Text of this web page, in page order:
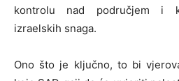
kontrolu nad područjem i
izraelskih snaga.
Ono što je ključno, to bi